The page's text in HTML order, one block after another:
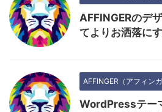
AFFINGERのデ
てよりお洒落に
AFFINGER（アフィンガ
WordPressテー